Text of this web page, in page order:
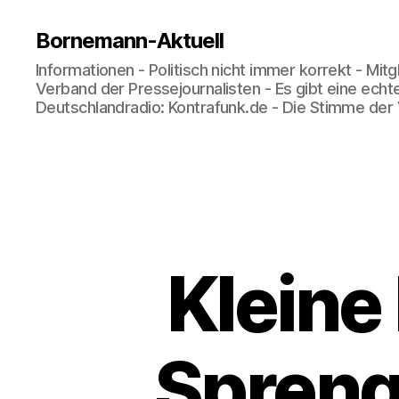
Bornemann-Aktuell
Informationen - Politisch nicht immer korrekt -
Verband der Pressejournalisten - Es gibt eine
Deutschlandradio: Kontrafunk.de - Die Stimme der